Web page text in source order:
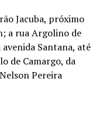
Jacuba, próximo
a rua Argolino de
Santana, até
de Camargo, da
Pereira